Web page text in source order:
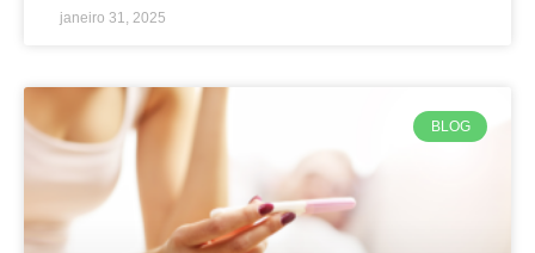
janeiro 31, 2025
BLOG